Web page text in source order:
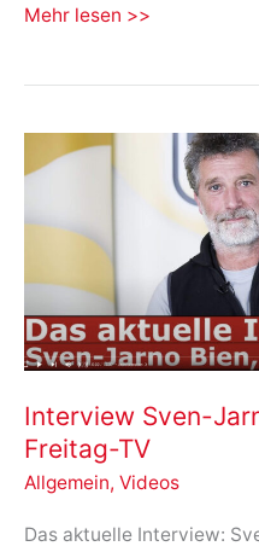
Kongress
neue
Spielregeln
Mehr lesen >>
Interview Sven-
Freitag-TV
Allgemein, Videos
Das aktuelle Interview: